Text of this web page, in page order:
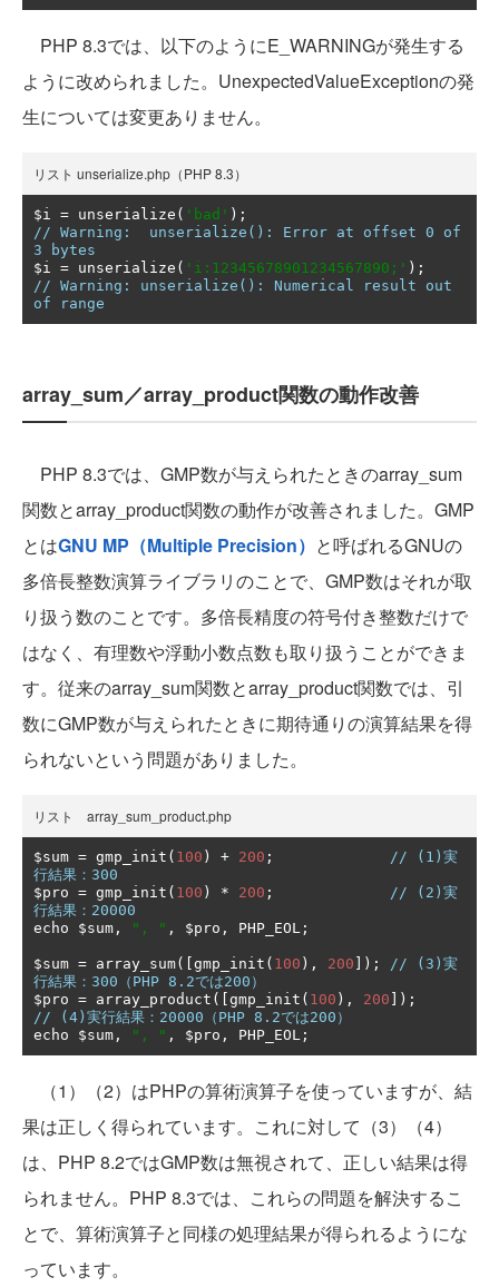
PHP 8.3では、以下のようにE_WARNINGが発生する
ように改められました。UnexpectedValueExceptionの発
生については変更ありません。
リスト unserialize.php（PHP 8.3）
$i = unserialize ( 'bad' );
// Warning:  unserialize(): Error at offset 0 of
3 bytes
$i = unserialize ( 'i:12345678901234567890;' );
// Warning: unserialize(): Numerical result out
of range
array_sum／array_product関数の動作改善
PHP 8.3では、GMP数が与えられたときのarray_sum
関数とarray_product関数の動作が改善されました。GMP
とはGNU MP（Multiple Precision） と呼ばれるGNUの
多倍長整数演算ライブラリのことで、GMP数はそれが取
り扱う数のことです。多倍長精度の符号付き整数だけで
はなく、有理数や浮動小数点数も取り扱うことができま
す。従来のarray_sum関数とarray_product関数では、引
数にGMP数が与えられたときに期待通りの演算結果を得
られないという問題がありました。
リスト array_sum_product.php
$sum = gmp_init ( 100 ) + 200 ;
// (1)実
行結果：300
$pro = gmp_init ( 100 ) * 200 ;
// (2)実
行結果：20000
echo $sum , ", " , $pro , PHP_EOL ;
$sum = array_sum([ gmp_init ( 100 ), 200 ]);
// (3)実
行結果：300（PHP 8.2では200）
$pro = array_product ([ gmp_init ( 100 ), 200 ]);
// (4)実行結果：20000（PHP 8.2では200）
echo $sum , ", " , $pro , PHP_EOL ;
（1）（2）はPHPの算術演算子を使っていますが、結
果は正しく得られています。これに対して（3）（4）
は、PHP 8.2ではGMP数は無視されて、正しい結果は得
られません。PHP 8.3では、これらの問題を解決するこ
とで、算術演算子と同様の処理結果が得られるようにな
っています。